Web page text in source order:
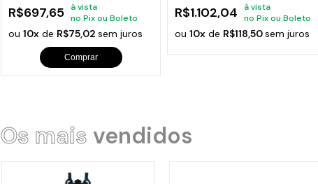
R$697,65
à vista
no Pix ou Boleto
ou10x de R$75,02sem juros
Comprar
R$1.102,04
à vista
no Pix ou Boleto
ou10x de R$118,50sem juros
Os mais vendidos